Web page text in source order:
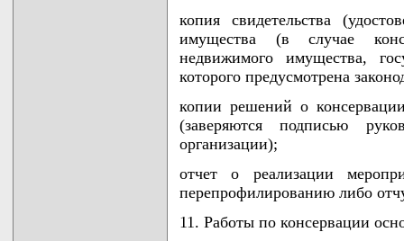
копия свидетельства
имущества (в случае
недвижимого имущества,
которого предусмотрена
копии решений о
(заверяются подписью
организации);
отчет о реализации
перепрофилированию либо
11. Работы по консервации